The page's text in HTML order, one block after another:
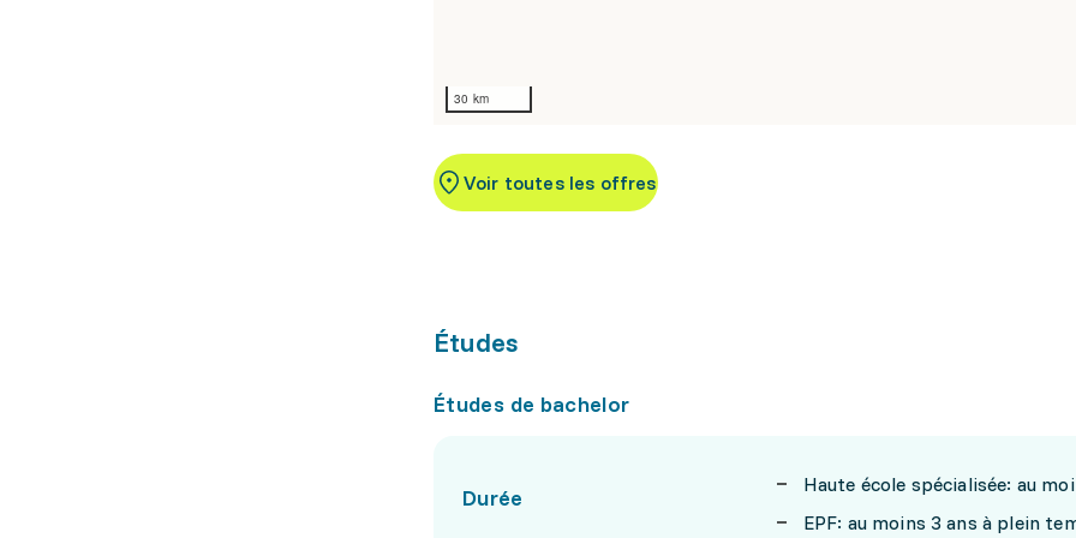
30 km
Voir toutes les offres
Études
Études de bachelor
Durée
Haute école spécialisée: au
EPF: au moins 3 ans à plein